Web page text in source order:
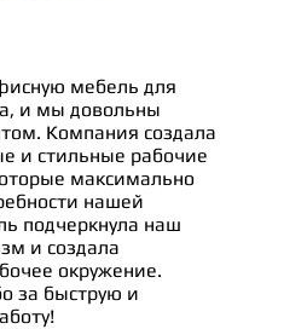
мебель для
и мы довольны
Компания создала
и стильные рабочие
максимально
нашей
подчеркнула наш
и создала
окружение.
за быструю и